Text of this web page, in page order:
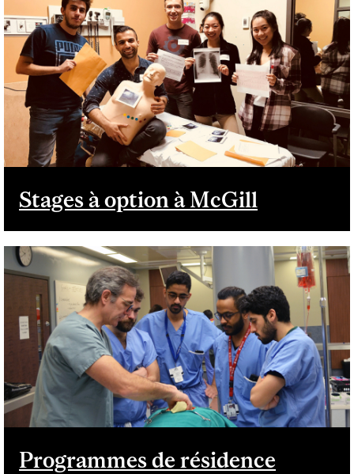
Stages à option à McGill
Programmes de résidence